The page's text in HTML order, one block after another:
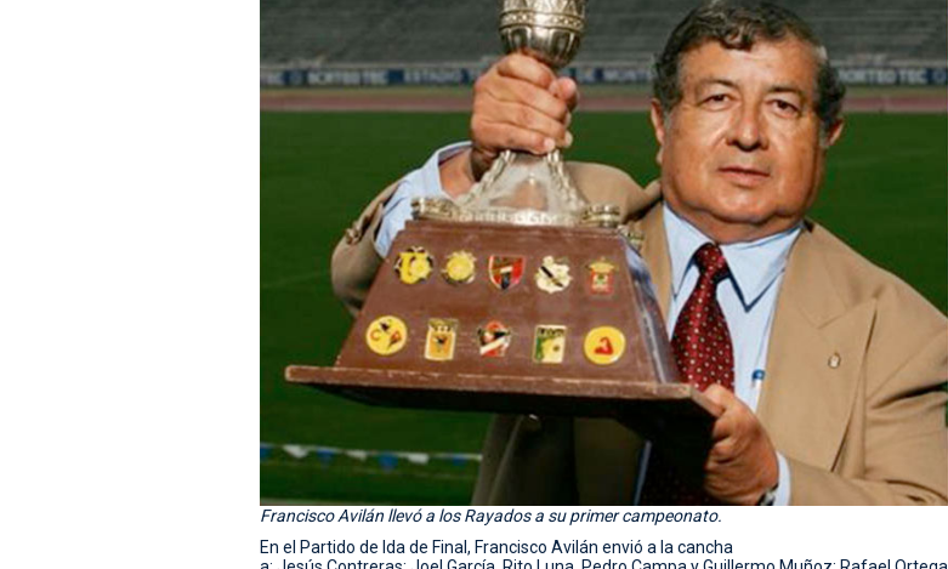
Francisco Avilán llevó a los Rayados a su primer campeonato.
En el Partido de Ida de Final, Francisco Avilán envió a la cancha